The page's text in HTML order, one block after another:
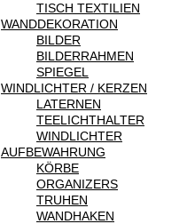
TISCH TEXTILIEN
WANDDEKORATION
BILDER
BILDERRAHMEN
SPIEGEL
WINDLICHTER / KERZEN
LATERNEN
TEELICHTHALTER
WINDLICHTER
AUFBEWAHRUNG
KÖRBE
ORGANIZERS
TRUHEN
WANDHAKEN